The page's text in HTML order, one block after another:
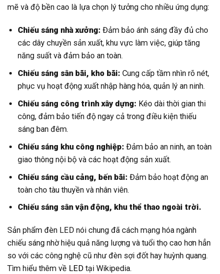
mẽ và độ bền cao là lựa chọn lý tưởng cho nhiều ứng dụng:
Chiếu sáng nhà xưởng: Đảm bảo ánh sáng đầy đủ cho
các dây chuyền sản xuất, khu vực làm việc, giúp tăng
năng suất và đảm bảo an toàn.
Chiếu sáng sân bãi, kho bãi: Cung cấp tầm nhìn rõ nét,
phục vụ hoạt động xuất nhập hàng hóa, quản lý an ninh.
Chiếu sáng công trình xây dựng: Kéo dài thời gian thi
công, đảm bảo tiến độ ngay cả trong điều kiện thiếu
sáng ban đêm.
Chiếu sáng khu công nghiệp: Đảm bảo an ninh, an toàn
giao thông nội bộ và các hoạt động sản xuất.
Chiếu sáng cầu cảng, bến bãi: Đảm bảo hoạt động an
toàn cho tàu thuyền và nhân viên.
Chiếu sáng sân vận động, khu thể thao ngoài trời.
Sản phẩm đèn LED nói chung đã cách mạng hóa ngành
chiếu sáng nhờ hiệu quả năng lượng và tuổi thọ cao hơn hẳn
so với các công nghệ cũ như đèn sợi đốt hay huỳnh quang.
Tìm hiểu thêm về LED tại Wikipedia.